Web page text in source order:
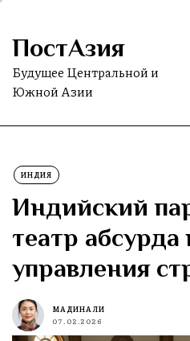
Skip
the
content
ПостАзия
Будущее Центральной и
Южной Азии
ИНДИЯ
Индийский
театр абсурда
управления
МАДИНА ЛИ
07.02.2026